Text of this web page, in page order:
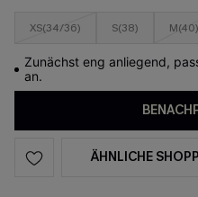
XS(34/36) S(38) M(40)
Zunächst eng anliegend,
an.
ÄHNLICHE